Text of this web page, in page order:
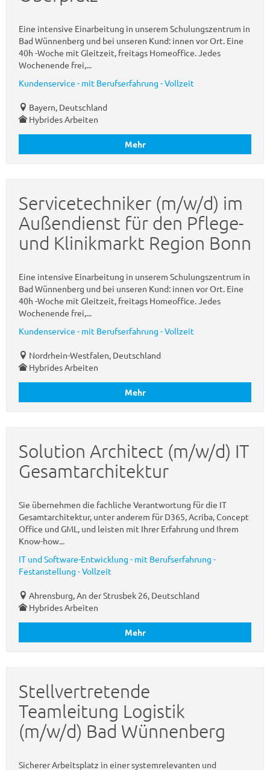
Eine intensive Einarbeitung in unserem Schulungszentrum in
Bad Wünnenberg und bei unseren Kund: innen vor Ort. Eine
40h -Woche mit Gleitzeit, freitags Homeoffice. Jedes
Wochenende frei,...
Kundenservice - mit Berufserfahrung - Vollzeit
Bayern, Deutschland
Hybrides Arbeiten
Mehr
Servicetechniker (m/w/d) im
Außendienst für den Pflege-
und Klinikmarkt Region Bonn
Eine intensive Einarbeitung in unserem Schulungszentrum in
Bad Wünnenberg und bei unseren Kund: innen vor Ort. Eine
40h -Woche mit Gleitzeit, freitags Homeoffice. Jedes
Wochenende frei,...
Kundenservice - mit Berufserfahrung - Vollzeit
Nordrhein-Westfalen, Deutschland
Hybrides Arbeiten
Mehr
Solution Architect (m/w/d) IT
Gesamtarchitektur
Sie übernehmen die fachliche Verantwortung für die IT
Gesamtarchitektur, unter anderem für D365, Acriba, Concept
Office und GML, und leisten mit Ihrer Erfahrung und Ihrem
Know-how...
IT und Software-Entwicklung - mit Berufserfahrung -
Festanstellung - Vollzeit
Ahrensburg, An der Strusbek 26, Deutschland
Hybrides Arbeiten
Mehr
Stellvertretende
Teamleitung Logistik
(m/w/d) Bad Wünnenberg
Sicherer Arbeitsplatz in einer systemrelevanten und